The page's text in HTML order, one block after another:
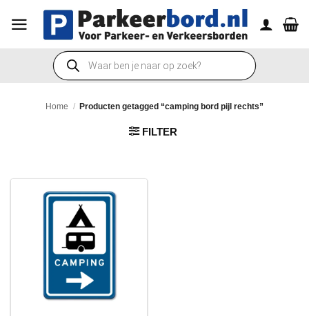
naar
Producten
zoeken
Home / Producten getagged “camping bord pijl rechts”
FILTER